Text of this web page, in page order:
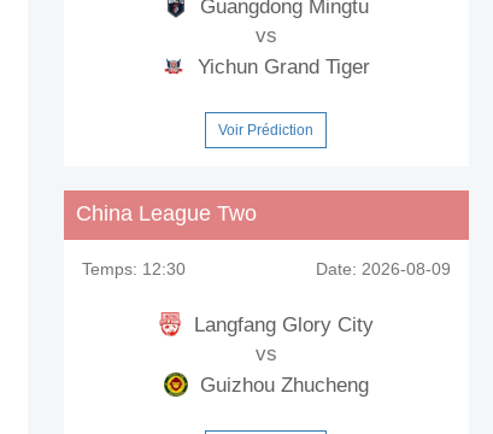
Guangdong Mingtu
vs
Yichun Grand Tiger
Voir Prédiction
China League Two
Temps: 12:30 Date: 2026-08-09
Langfang Glory City
vs
Guizhou Zhucheng